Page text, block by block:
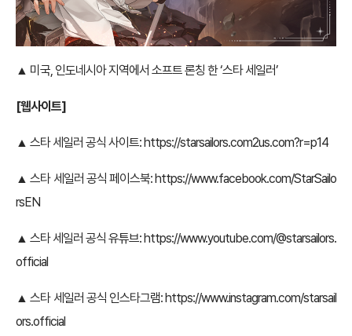
▲ 미국, 인도네시아 지역에서 소프트 론칭 한 ‘스타 세일러’
[웹사이트]
▲ 스타 세일러 공식 사이트: https://starsailors.com2us.com?r=p14
▲ 스타 세일러 공식 페이스북: https://www.facebook.com/StarSailo
rsEN
▲ 스타 세일러 공식 유튜브: https://www.youtube.com/@starsailors.
official
▲ 스타 세일러 공식 인스타그램: https://www.instagram.com/starsail
ors.official